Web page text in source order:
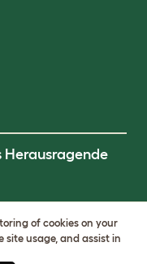
Herausragende
of cookies on your
usage, and assist in